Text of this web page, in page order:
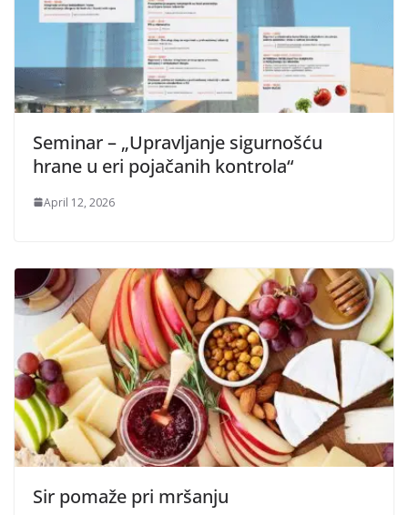
Seminar – „Upravljanje sigurnošću
hrane u eri pojačanih kontrola“
April 12, 2026
Sir pomaže pri mršanju